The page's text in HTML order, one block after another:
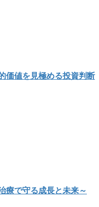
価値を見極める投資判断
療で守る成長と未来～